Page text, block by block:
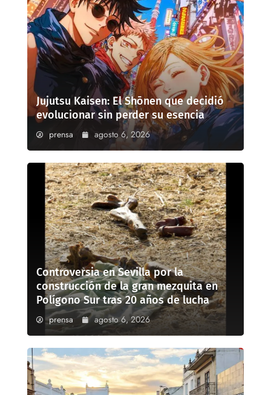
Jujutsu Kaisen: El Shōnen que decidió
evolucionar sin perder su esencia
prensa agosto 6, 2026
Controversia en Sevilla por la
construcción de la gran mezquita en
Polígono Sur tras 20 años de lucha
prensa agosto 6, 2026